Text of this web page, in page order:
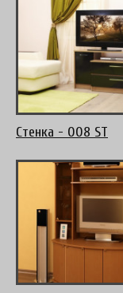
Стенка - 008 ST